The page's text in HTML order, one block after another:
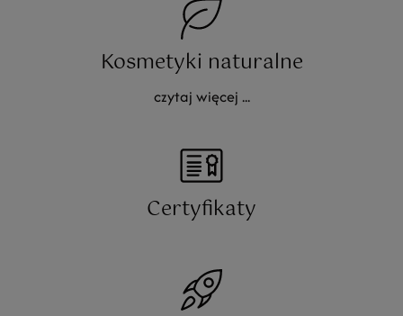
Kosmetyki naturalne
czytaj więcej ...
Certyfikaty